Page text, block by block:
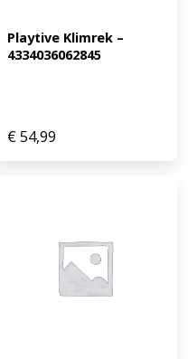
Playtive Klimrek –
4334036062845
€54,99